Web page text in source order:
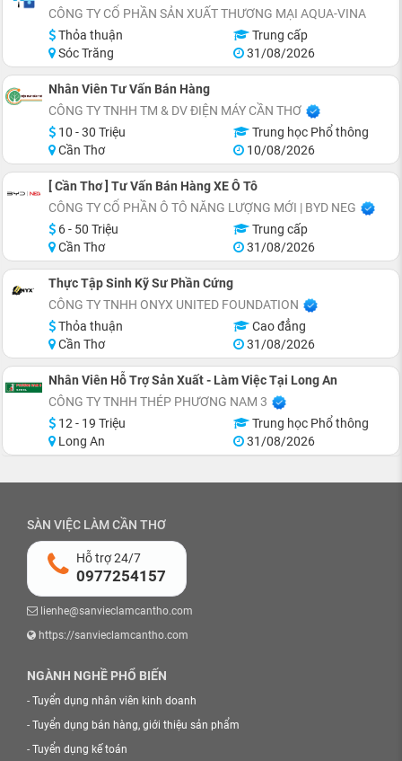
CÔNG TY CỔ PHẦN SẢN XUẤT THƯƠNG MẠI AQUA-VINA
Thỏa thuận
Trung cấp
Sóc Trăng
31/08/2026
Nhân Viên Tư Vấn Bán Hàng
CÔNG TY TNHH TM & DV ĐIỆN MÁY CẦN THƠ
10 - 30 Triệu
Trung học Phổ thông
Cần Thơ
10/08/2026
[ Cần Thơ ] Tư Vấn Bán Hàng XE Ô Tô
CÔNG TY CỔ PHẦN Ô TÔ NĂNG LƯỢNG MỚI | BYD NEG
6 - 50 Triệu
Trung cấp
Cần Thơ
31/08/2026
Thực Tập Sinh Kỹ Sư Phần Cứng
CÔNG TY TNHH ONYX UNITED FOUNDATION
Thỏa thuận
Cao đẳng
Cần Thơ
31/08/2026
Nhân Viên Hỗ Trợ Sản Xuất - Làm Việc Tại Long An
CÔNG TY TNHH THÉP PHƯƠNG NAM 3
12 - 19 Triệu
Trung học Phổ thông
Long An
31/08/2026
SÀN VIỆC LÀM CẦN THƠ
Hỗ trợ 24/7
0977254157
lienhe@sanvieclamcantho.com
https://sanvieclamcantho.com
NGÀNH NGHỀ PHỔ BIẾN
- Tuyển dụng nhân viên kinh doanh
- Tuyển dụng bán hàng, giới thiệu sản phẩm
- Tuyển dụng kế toán